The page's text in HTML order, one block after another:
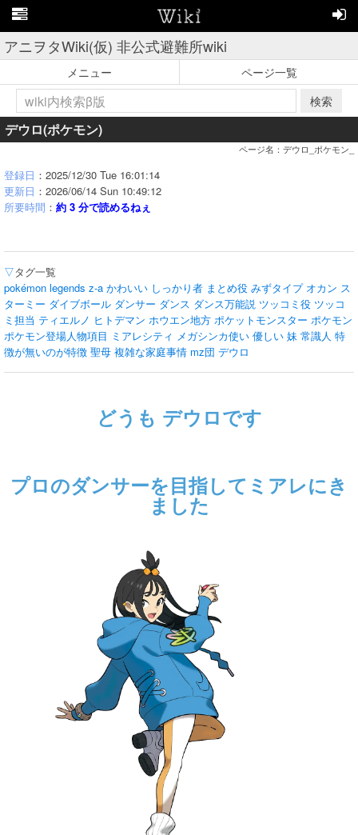
アニヲタWiki(仮) 非公式避難所wiki
メニュー
ページ一覧
検索
デウロ(ポケモン)
ページ名：デウロ_ポケモン_
登録日 ：2025/12/30 Tue 16:01:14
更新日 ：2026/06/14 Sun 10:49:12
所要時間 ： 約 3 分で読めるねぇ
▽タグ一覧
pokémon legends z-a かわいい しっかり者 まとめ役 みずタイプ オカン ス
ターミー ダイブボール ダンサー ダンス ダンス万能説 ツッコミ役 ツッコ
ミ担当 ティエルノ ヒトデマン ホウエン地方 ポケットモンスター ポケモン
ポケモン登場人物項目 ミアレシティ メガシンカ使い 優しい 妹 常識人 特
徴が無いのが特徴 聖母 複雑な家庭事情 mz団 デウロ
どうも デウロです
プロのダンサーを目指してミアレにき
ました